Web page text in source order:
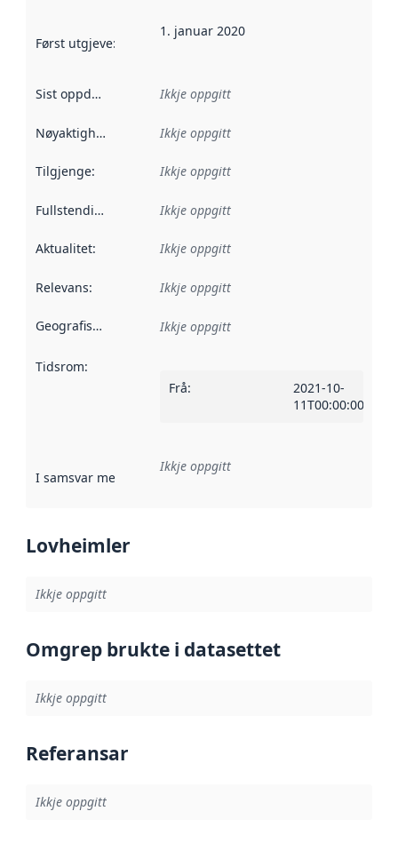
Først utgjeve: Denne datoen seier når dataa i dette
1. januar 2020
Sist oppdatert Ikkje oppgitt
Nøyaktigheit Ikkje oppgitt
Tilgjenge: Ikkje oppgitt
Fullstendigheit Ikkje oppgitt
Aktualitet: Ikkje oppgitt
Relevans: Ikkje oppgitt
Geografisk område Ikkje oppgitt
Tidsrom:
Frå:
2021-10-
11T00:00:00Z
I samsvar med Referanse til ei implementeringsregel eller
Ikkje oppgitt
Lovheimler
Ikkje oppgitt
Omgrep brukte i datasettet
Ikkje oppgitt
Referansar
Ikkje oppgitt